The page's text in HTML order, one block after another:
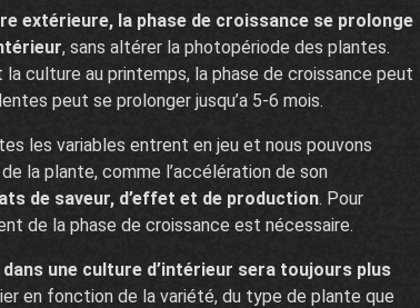
extérieure, la phase de croissance se prolonge
, sans altérer la photopériode des plantes.
culture au printemps, la phase de croissance peut
peut se prolonger jusqu’a 5-6 mois.
les variables entrent en jeu et nous pouvons
la plante, comme l’accélération de son
de saveur, d’effet et de production. Pour
de la phase de croissance est nécessaire.
une culture d’intérieur sera toujours plus
en fonction de la variété, du type de plante que